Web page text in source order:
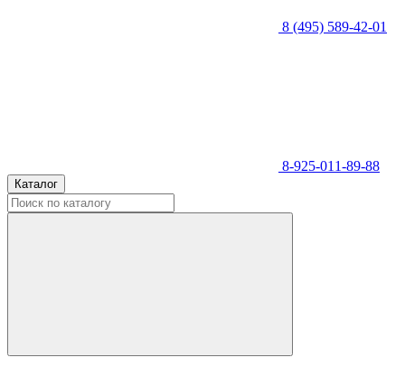
8 (495) 589-42-01
8-925-011-89-88
Каталог